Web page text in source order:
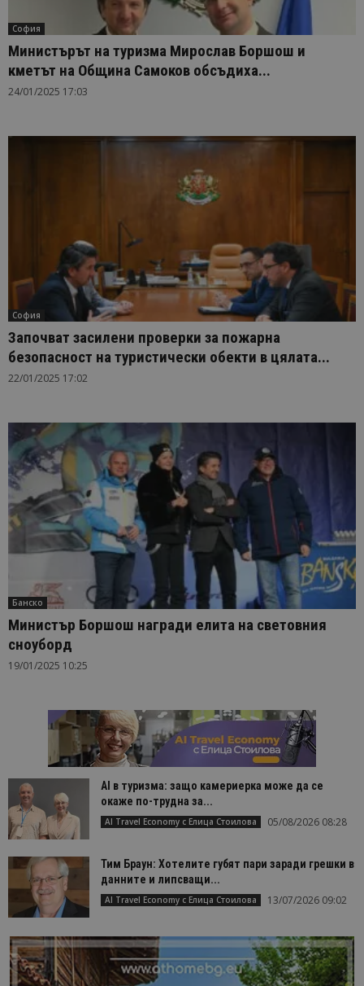
София
Министърът на туризма Мирослав Боршош и
кметът на Община Самоков обсъдиха...
24/01/2025 17:03
София
Започват засилени проверки за пожарна
безопасност на туристически обекти в цялата...
22/01/2025 17:02
Банско
Министър Боршош награди елита на световния
сноуборд
19/01/2025 10:25
AI в туризма: защо камериерка може да се
окаже по-трудна за...
AI Travel Economy с Елица Стоилова 05/08/2026 08:28
Тим Браун: Хотелите губят пари заради грешки в
данните и липсващи...
AI Travel Economy с Елица Стоилова 13/07/2026 09:02